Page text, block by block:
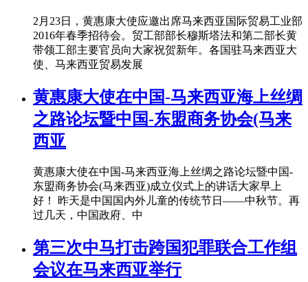
2月23日，黄惠康大使应邀出席马来西亚国际贸易工业部
2016年春季招待会。贸工部部长穆斯塔法和第二部长黄
带领工部主要官员向大家祝贺新年。各国驻马来西亚大
使、马来西亚贸易发展
黄惠康大使在中国-马来西亚海上丝绸
之路论坛暨中国-东盟商务协会(马来
西亚
黄惠康大使在中国-马来西亚海上丝绸之路论坛暨中国-
东盟商务协会(马来西亚)成立仪式上的讲话大家早上
好！ 昨天是中国国内外儿童的传统节日——中秋节。再
过几天，中国政府、中
第三次中马打击跨国犯罪联合工作组
会议在马来西亚举行